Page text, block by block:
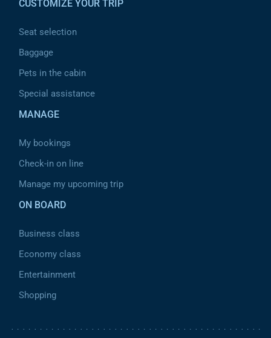
CUSTOMIZE YOUR TRIP
Seat selection
Baggage
Pets in the cabin
Special assistance
MANAGE
My bookings
Check-in on line
Manage my upcoming trip
ON BOARD
Business class
Economy class
Entertainment
Shopping